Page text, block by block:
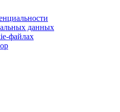
данных
файлах